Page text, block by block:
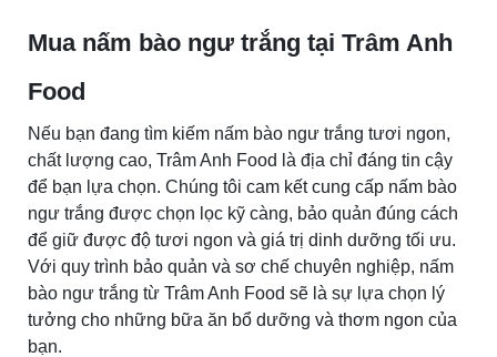
Mua nấm bào ngư trắng tại Trâm Anh
Food
Nếu bạn đang tìm kiếm nấm bào ngư trắng tươi ngon,
chất lượng cao, Trâm Anh Food là địa chỉ đáng tin cậy
để bạn lựa chọn. Chúng tôi cam kết cung cấp nấm bào
ngư trắng được chọn lọc kỹ càng, bảo quản đúng cách
để giữ được độ tươi ngon và giá trị dinh dưỡng tối ưu.
Với quy trình bảo quản và sơ chế chuyên nghiệp, nấm
bào ngư trắng từ Trâm Anh Food sẽ là sự lựa chọn lý
tưởng cho những bữa ăn bổ dưỡng và thơm ngon của
bạn.